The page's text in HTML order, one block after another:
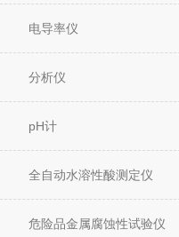
电导率仪
分析仪
pH计
全自动水溶性酸测定仪
危险品金属腐蚀性试验仪